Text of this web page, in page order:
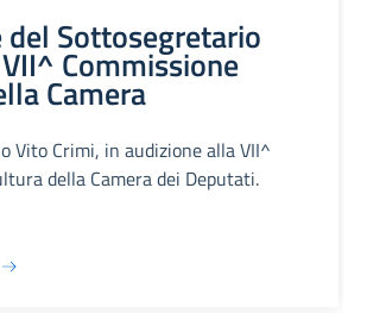
Sottosegretario
Commissione
Camera
Vito Crimi, in audizione alla VII^
della Camera dei Deputati.